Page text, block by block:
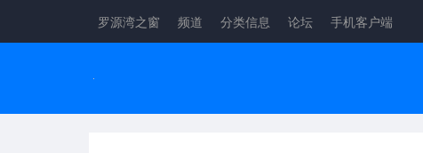
罗源湾之窗 频道 分类信息 论坛 手机客户端